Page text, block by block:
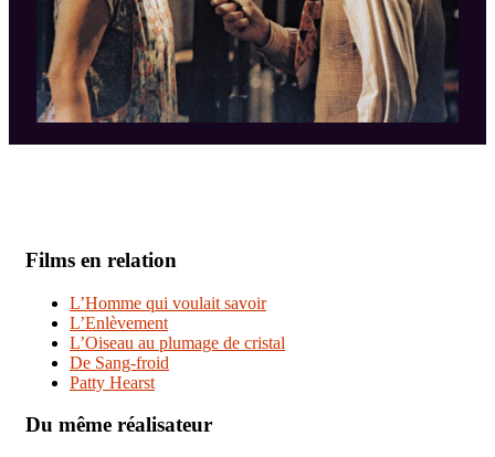
Films en relation
L’Homme qui voulait savoir
L’Enlèvement
L’Oiseau au plumage de cristal
De Sang-froid
Patty Hearst
Du même réalisateur